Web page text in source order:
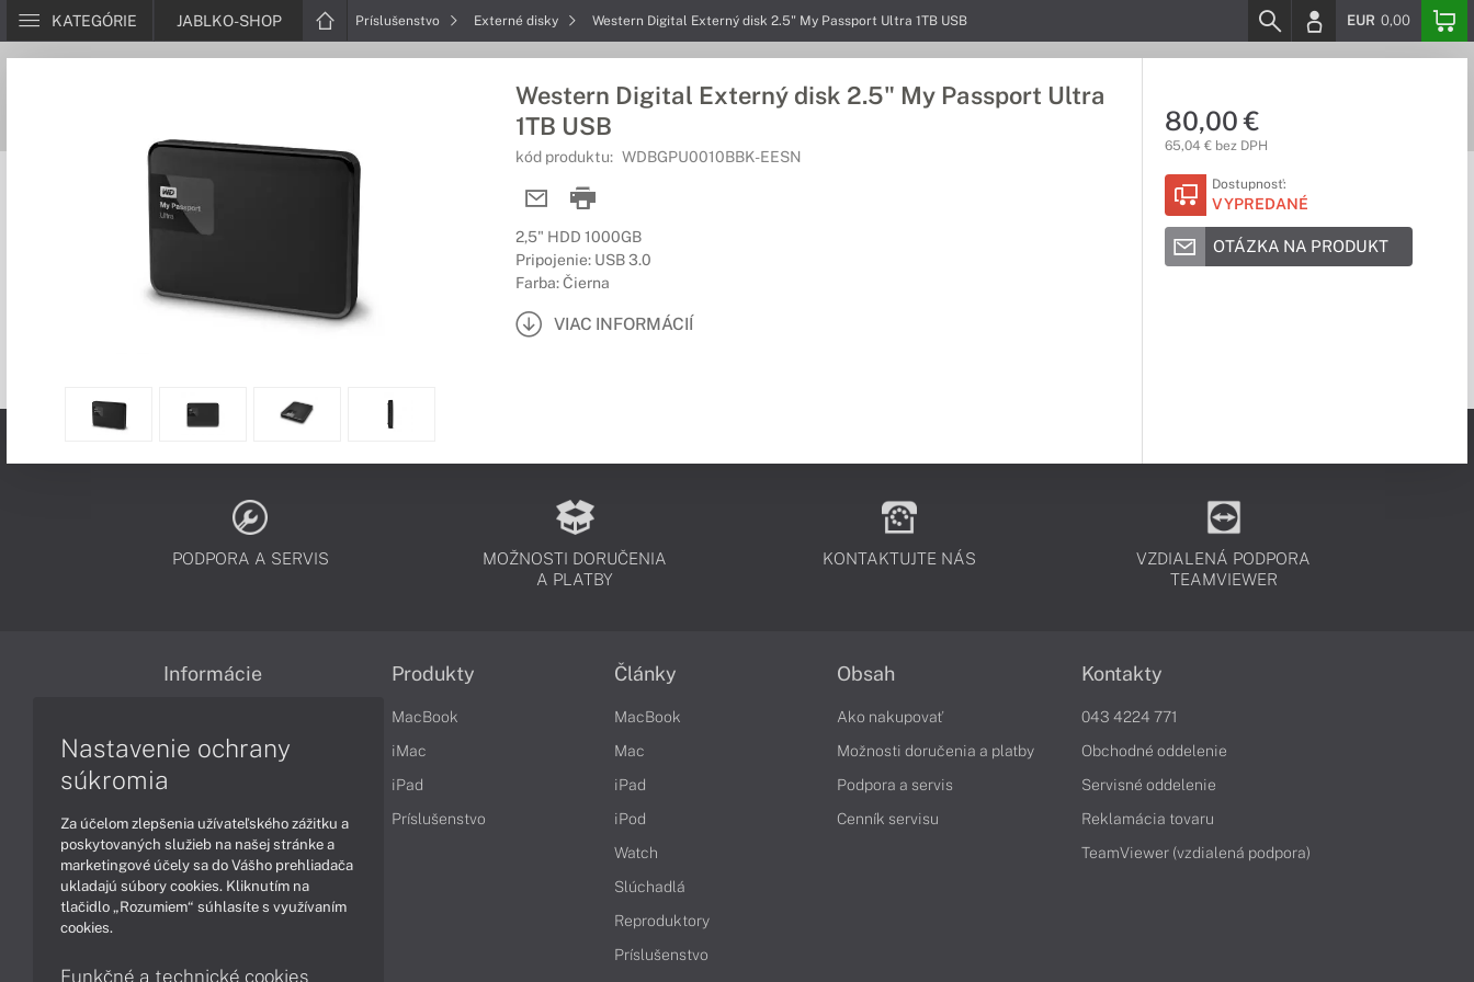
KATEGÓRIE JABLKO-SHOP Príslušenstvo Externé disky Western Digital Externý disk 2.5" My Passport Ultra 1TB USB EUR 0,00
Western Digital Externý disk 2.5" My Passport Ultra
1TB USB
kód produktu: WDBGPU0010BBK-EESN
2,5" HDD 1000GB
Pripojenie: USB 3.0
Farba: Čierna
VIAC INFORMÁCIÍ
80,00 €
65,04 € bez DPH
Dostupnosť:
VYPREDANÉ
OTÁZKA NA PRODUKT
PODPORA A SERVIS
MOŽNOSTI DORUČENIA
A PLATBY
KONTAKTUJTE NÁS
VZDIALENÁ PODPORA
TEAMVIEWER
Informácie
Reklamačné podmienky
Ochrana osobných údajov
Vrátenie tovaru
Vyhlásenie o prístupnosti
Cookies
Produkty
MacBook
iMac
iPad
Príslušenstvo
Články
MacBook
Mac
iPad
iPod
Watch
Slúchadlá
Reproduktory
Príslušenstvo
Obsah
Ako nakupovať
Možnosti doručenia a platby
Podpora a servis
Cenník servisu
Kontakty
043 4224 771
Obchodné oddelenie
Servisné oddelenie
Reklamácia tovaru
TeamViewer (vzdialená podpora)
Nastavenie ochrany
súkromia
Za účelom zlepšenia užívateľského zážitku a
poskytovaných služieb na našej stránke a
marketingové účely sa do Vášho prehliadača
ukladajú súbory cookies. Kliknutím na
tlačidlo „Rozumiem“ súhlasíte s využívaním
cookies.
Funkčné a technické cookies